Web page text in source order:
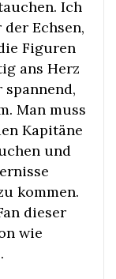
Ich
Echsen,
Figuren
ans Herz
spannend,
Man muss
Kapitäne
und
kommen.
dieser
wie